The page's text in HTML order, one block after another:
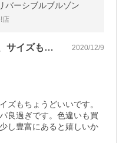
バーシブルブルゾン
店
すごくデザインも可愛くて、サイズもちょ… 2020/12/9
ズもちょうどいいです。
良過ぎです。色違いも買
し豊富にあると嬉しいか